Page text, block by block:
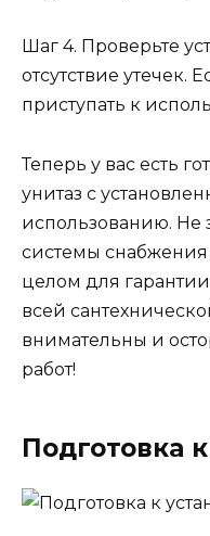
Шаг 4. Проверьте
отсутствие утечек.
приступать к
Теперь у вас есть
унитаз с
использованию. Не
системы
целом для
всей
внимательны и
работ!
Подготовка